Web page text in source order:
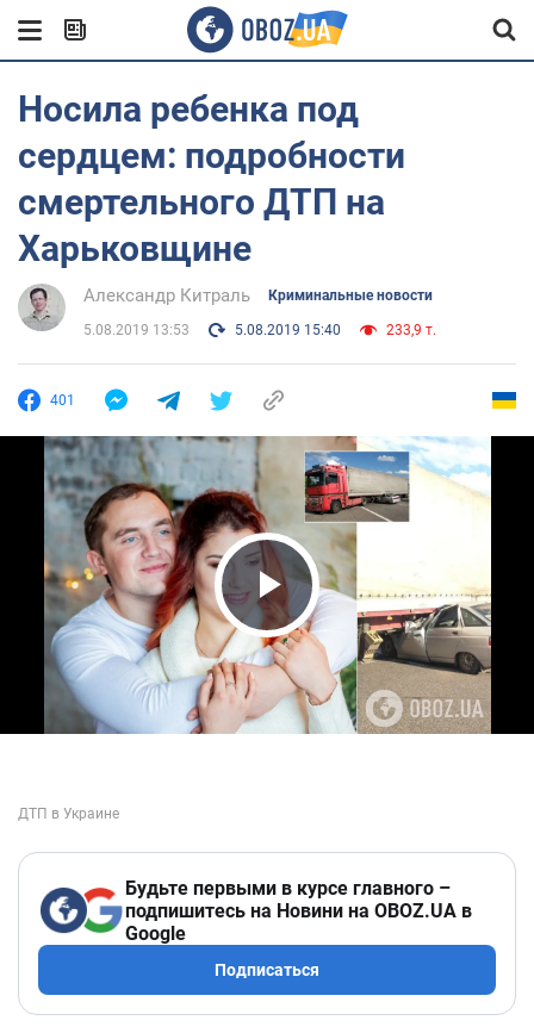
Носила ребенка под
сердцем: подробности
смертельного ДТП на
Харьковщине
Александр Китраль Криминальные новости
5.08.2019 13:53 5.08.2019 15:40 233,9 т.
401
Play Video
Будьте первыми в курсе главного –
подпишитесь на Новини на OBOZ.UA в
Google
Подписаться